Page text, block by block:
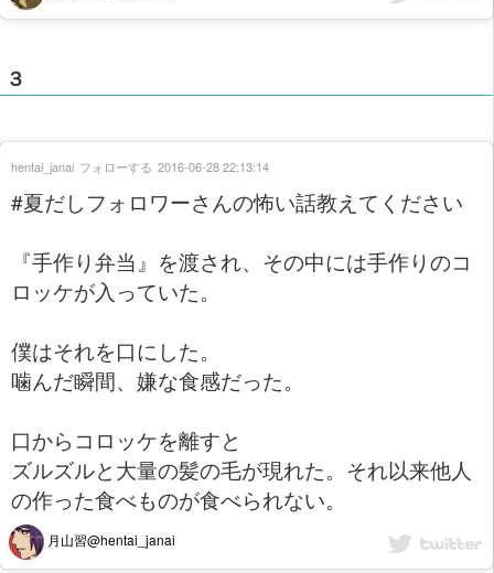
３
#夏だしフォロワーさんの怖い話教えてください
『手作り弁当』を渡され、その中には手作りのコ
ロッケが入っていた。
僕はそれを口にした。
噛んだ瞬間、嫌な食感だった。
口からコロッケを離すと
ズルズルと大量の髪の毛が現れた。それ以来他人
の作った食べものが食べられない。
月山習@hentai_janai
hentai_janai フォローする 2016-06-28 22:13:14